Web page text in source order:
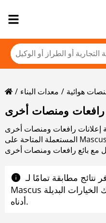
معدات البناء هوائية
رافعات ومنصات أخرى
إعلانات رافعات ومنصات أخرى
المستعملة المتاحة على Mascus. يرجى استخدام بيانات الاتصال
مع بائع رافعات ومنصات أخرى
المستعملة من البلدان المجاورة
Mascus في الوقت الحالي. قد تعجبك الخيارات البديلة
أدناه.